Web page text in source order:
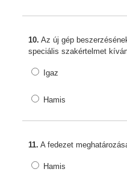
10. Az új gép
speciális szakértelmet
Igaz
Hamis
11. A fedezet
Hamis